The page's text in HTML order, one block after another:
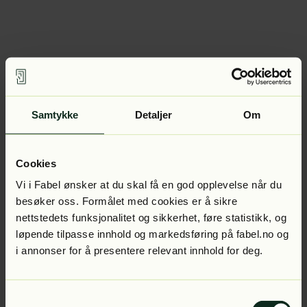
Samtykke Detaljer Om
Cookies
Vi i Fabel ønsker at du skal få en god opplevelse når du
besøker oss. Formålet med cookies er å sikre
nettstedets funksjonalitet og sikkerhet, føre statistikk, og
løpende tilpasse innhold og markedsføring på fabel.no og
i annonser for å presentere relevant innhold for deg.